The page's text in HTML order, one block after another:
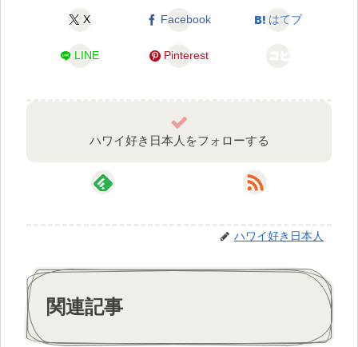
X Facebook はてブ
LINE Pinterest
ハワイ好き日本人をフォローする
ハワイ好き日本人
関連記事